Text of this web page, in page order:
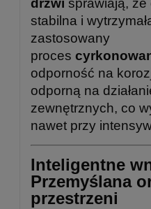
drzwi sprawiają, że
stabilna i
zastosowany
proces
odporność na
odporną na
zewnętrznych, co
nawet przy
Inteligentne
Przemyślana
przestrzeni